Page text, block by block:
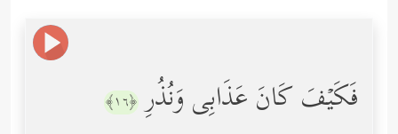
فَكَیۡفَ كَانَ عَذَابِی وَنُذُرِ ﴿١٦﴾